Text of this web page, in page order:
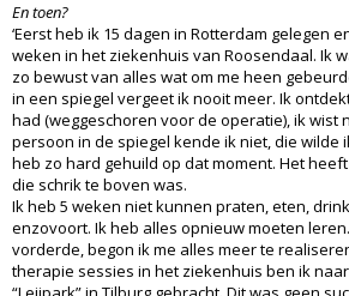
En toen?
‘Eerst heb ik 15 dagen in Rotterdam gelegen
weken in het ziekenhuis van Roosendaal. Ik
zo bewust van alles wat om me heen
in een spiegel vergeet ik nooit meer. Ik
had (weggeschoren voor de operatie), ik wist
persoon in de spiegel kende ik niet, die wilde
heb zo hard gehuild op dat moment. Het
die schrik te boven was.
Ik heb 5 weken niet kunnen praten, eten,
enzovoort. Ik heb alles opnieuw moeten
vorderde, begon ik me alles meer te
therapie sessies in het ziekenhuis ben ik